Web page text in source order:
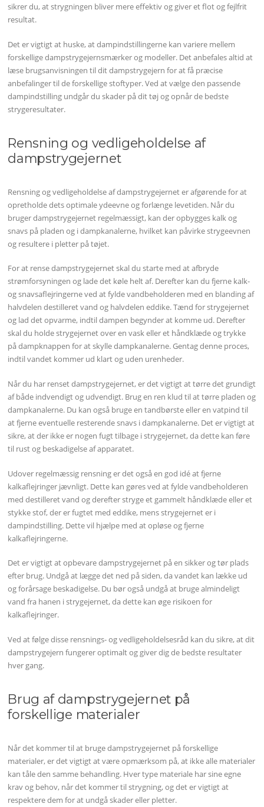
sikrer du, at strygningen bliver mere effektiv og giver et flot og fejlfrit
resultat.
Det er vigtigt at huske, at dampindstillingerne kan variere mellem
forskellige dampstrygejernsmærker og modeller. Det anbefales altid at
læse brugsanvisningen til dit dampstrygejern for at få præcise
anbefalinger til de forskellige stoftyper. Ved at vælge den passende
dampindstilling undgår du skader på dit tøj og opnår de bedste
strygeresultater.
Rensning og vedligeholdelse af
dampstrygejernet
Rensning og vedligeholdelse af dampstrygejernet er afgørende for at
opretholde dets optimale ydeevne og forlænge levetiden. Når du
bruger dampstrygejernet regelmæssigt, kan der opbygges kalk og
snavs på pladen og i dampkanalerne, hvilket kan påvirke strygeevnen
og resultere i pletter på tøjet.
For at rense dampstrygejernet skal du starte med at afbryde
strømforsyningen og lade det køle helt af. Derefter kan du fjerne kalk-
og snavsaflejringerne ved at fylde vandbeholderen med en blanding af
halvdelen destilleret vand og halvdelen eddike. Tænd for strygejernet
og lad det opvarme, indtil dampen begynder at komme ud. Derefter
skal du holde strygejernet over en vask eller et håndklæde og trykke
på dampknappen for at skylle dampkanalerne. Gentag denne proces,
indtil vandet kommer ud klart og uden urenheder.
Når du har renset dampstrygejernet, er det vigtigt at tørre det grundigt
af både indvendigt og udvendigt. Brug en ren klud til at tørre pladen og
dampkanalerne. Du kan også bruge en tandbørste eller en vatpind til
at fjerne eventuelle resterende snavs i dampkanalerne. Det er vigtigt at
sikre, at der ikke er nogen fugt tilbage i strygejernet, da dette kan føre
til rust og beskadigelse af apparatet.
Udover regelmæssig rensning er det også en god idé at fjerne
kalkaflejringer jævnligt. Dette kan gøres ved at fylde vandbeholderen
med destilleret vand og derefter stryge et gammelt håndklæde eller et
stykke stof, der er fugtet med eddike, mens strygejernet er i
dampindstilling. Dette vil hjælpe med at opløse og fjerne
kalkaflejringerne.
Det er vigtigt at opbevare dampstrygejernet på en sikker og tør plads
efter brug. Undgå at lægge det ned på siden, da vandet kan lække ud
og forårsage beskadigelse. Du bør også undgå at bruge almindeligt
vand fra hanen i strygejernet, da dette kan øge risikoen for
kalkaflejringer.
Ved at følge disse rensnings- og vedligeholdelsesråd kan du sikre, at dit
dampstrygejern fungerer optimalt og giver dig de bedste resultater
hver gang.
Brug af dampstrygejernet på
forskellige materialer
Når det kommer til at bruge dampstrygejernet på forskellige
materialer, er det vigtigt at være opmærksom på, at ikke alle materialer
kan tåle den samme behandling. Hver type materiale har sine egne
krav og behov, når det kommer til strygning, og det er vigtigt at
respektere dem for at undgå skader eller pletter.